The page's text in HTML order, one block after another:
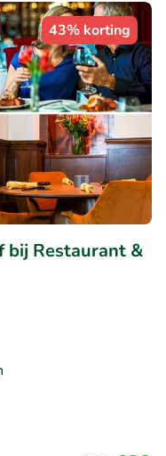
43% korting
bij Restaurant &